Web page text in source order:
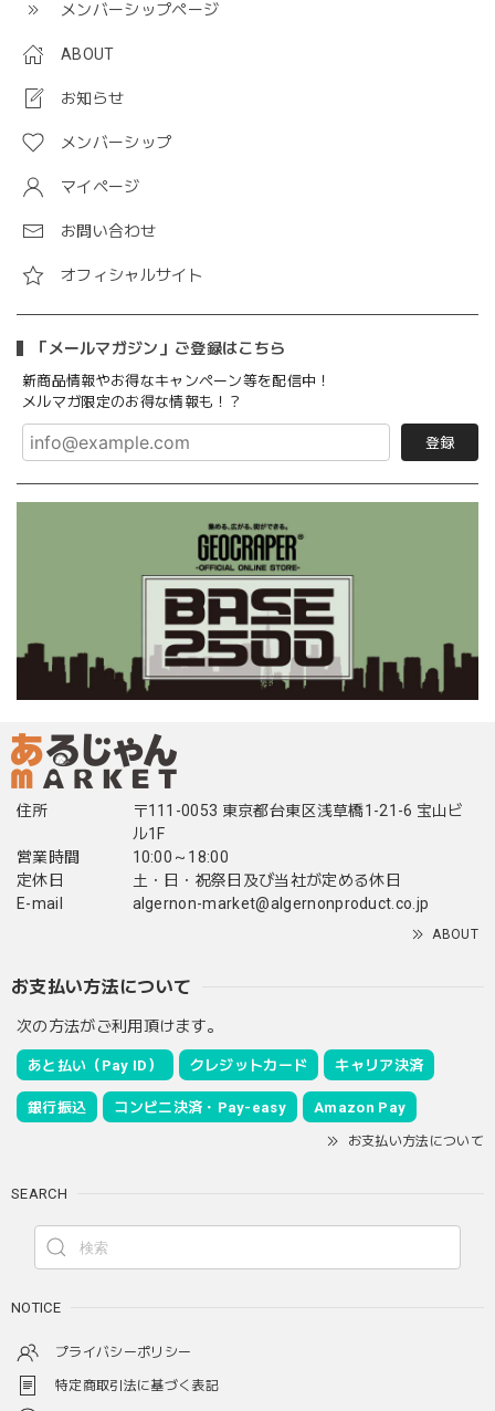
メンバーシップページ
ABOUT
お知らせ
メンバーシップ
マイページ
お問い合わせ
オフィシャルサイト
「メールマガジン」ご登録はこちら
新商品情報やお得なキャンペーン等を配信中！
メルマガ限定のお得な情報も！？
登録
住所
〒111-0053 東京都台東区浅草橋1-21-6 宝山ビ
ル1F
営業時間
10:00～18:00
定休日
土・日・祝祭日及び当社が定める休日
E-mail
algernon-market@algernonproduct.co.jp
ABOUT
お支払い方法について
次の方法がご利用頂けます。
あと払い（Pay ID） クレジットカード キャリア決済
銀行振込 コンビニ決済・Pay-easy Amazon Pay
お支払い方法について
SEARCH
NOTICE
プライバシーポリシー
特定商取引法に基づく表記